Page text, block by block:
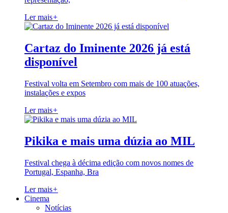
Ler mais+
Cartaz do Iminente 2026 já está
disponível
Festival volta em Setembro com mais de 100 atuações,
instalações e expos
Ler mais+
Pikika e mais uma dúzia ao MIL
Festival chega à décima edição com novos nomes de
Portugal, Espanha, Bra
Ler mais+
Cinema
Notícias